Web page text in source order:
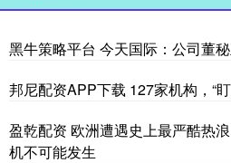
黑牛策略平台 今天国际：公司董
邦尼配资APP下载 127家机构，“
盈乾配资 欧洲遭遇史上最严酷热
机不可能发生